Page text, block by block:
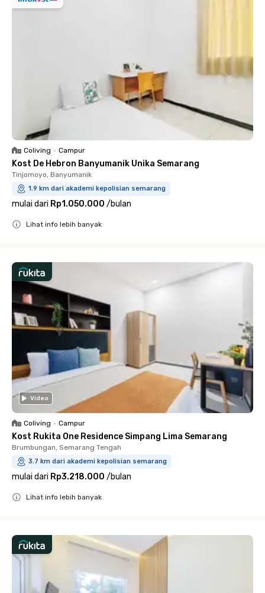
Coliving • Campur
Kost De Hebron Banyumanik Unika Semarang
Tinjomoyo, Banyumanik
1.9 km dari akademi kepolisian semarang
mulai dari Rp1.050.000 /bulan
Lihat info lebih banyak
Video
Coliving • Campur
Kost Rukita One Residence Simpang Lima Semarang
Brumbungan, Semarang Tengah
3.7 km dari akademi kepolisian semarang
mulai dari Rp3.218.000 /bulan
Lihat info lebih banyak